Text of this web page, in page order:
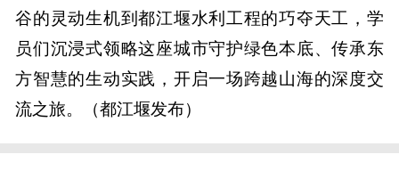
谷的灵动生机到都江堰水利工程的巧夺天工，学
员们沉浸式领略这座城市守护绿色本底、传承东
方智慧的生动实践，开启一场跨越山海的深度交
流之旅。（都江堰发布）